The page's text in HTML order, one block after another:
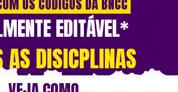
EDITÁVEL*
AS DISICPLINAS